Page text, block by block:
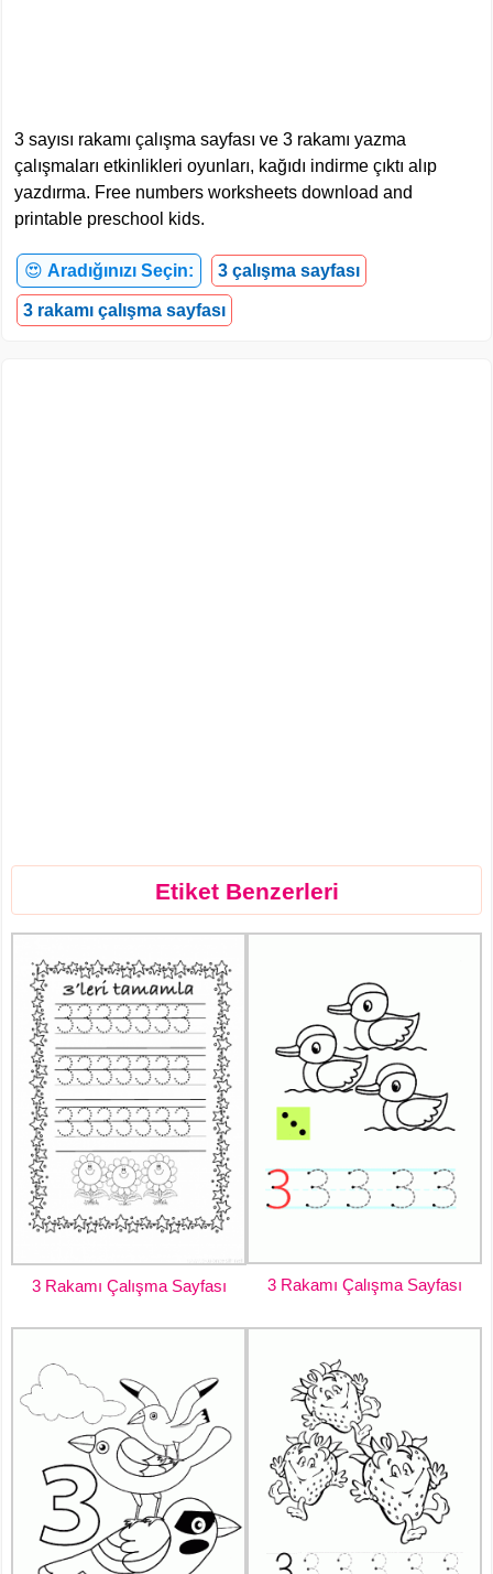
3 sayısı rakamı çalışma sayfası ve 3 rakamı yazma
çalışmaları etkinlikleri oyunları, kağıdı indirme çıktı alıp
yazdırma. Free numbers worksheets download and
printable preschool kids.
😍 Aradığınızı Seçin: 3 çalışma sayfası
3 rakamı çalışma sayfası
Etiket Benzerleri
3 Rakamı Çalışma Sayfası 3 Rakamı Çalışma Sayfası